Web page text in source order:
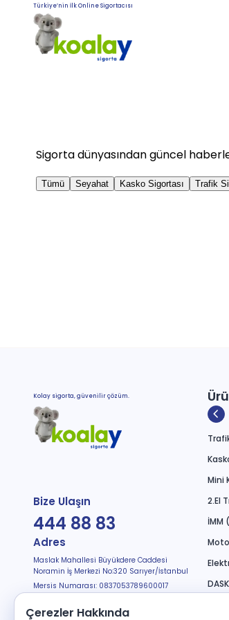
Çerezler Hakkında
Türkiye’nin İlk Online Sigortacısı
Sigorta dünyasından güncel
Tümü Seyahat Kasko Sigortası Trafik
Kolay sigorta, güvenilir çözüm.
Bize Ulaşın
444 88 83
Adres
Maslak Mahallesi Büyükdere Caddesi
Noramin İş Merkezi No:320 Sarıyer/İstanbul
Mersis Numarası: 0837053789600017
Mini
2.El
İMM
DASK